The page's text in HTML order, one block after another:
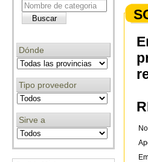
Dónde
Tipo proveedor
Sirve a